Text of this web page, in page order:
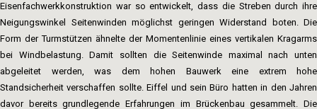
Eisenfachwerkkonstruktion war so entwickelt, dass die Streben durch ihre
Neigungswinkel Seitenwinden möglichst geringen Widerstand boten. Die
Form der Turmstützen ähnelte der Momentenlinie eines vertikalen Kragarms
bei Windbelastung. Damit sollten die Seitenwinde maximal nach unten
abgeleitet werden, was dem hohen Bauwerk eine extrem hohe
Standsicherheit verschaffen sollte. Eiffel und sein Büro hatten in den Jahren
davor bereits grundlegende Erfahrungen im Brückenbau gesammelt. Die